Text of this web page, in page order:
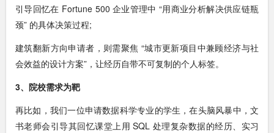
引导回忆在 Fortune 500 企业管理中 “用商业分析解决供应链瓶
颈” 的具体决策过程;
建筑翻新方向申请者，则需聚焦 “城市更新项目中兼顾经济与社
会效益的设计方案”，让经历自带不可复制的个人标签。
3、院校需求为靶
再比如，我们一位申请数据科学专业的学生，在头脑风暴中，文
书老师会引导其回忆课堂上用 SQL 处理复杂数据的经历、实习